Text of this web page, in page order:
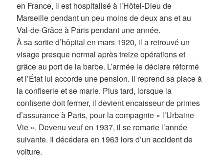
en France, il est hospitalisé à l’Hôtel-Dieu de
Marseille pendant un peu moins de deux ans et au
Val-de-Grâce à Paris pendant une année.
À sa sortie d’hôpital en mars 1920, il a retrouvé un
visage presque normal après treize opérations et
grâce au port de la barbe. L’armée le déclare réformé
et l’État lui accorde une pension. Il reprend sa place à
la confiserie et se marie. Plus tard, lorsque la
confiserie doit fermer, il devient encaisseur de primes
d’assurance à Paris, pour la compagnie « l’Urbaine
Vie ». Devenu veuf en 1937, il se remarie l’année
suivante. Il décédera en 1963 lors d’un accident de
voiture.